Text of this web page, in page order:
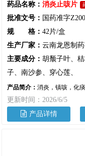
药品名称： 消炎止咳片
批准文号： 国药准字
规 格： 42片/盒
生产厂家： 云南龙恩制药
主要成分： 胡颓子叶、
子、南沙参、穿心莲、
产品简介： 消炎，镇咳，化
更新时间：2026/6/5
产品详情